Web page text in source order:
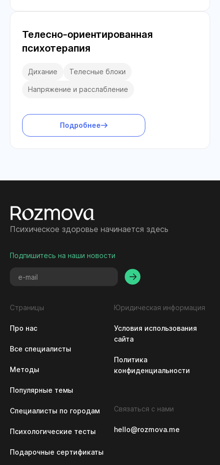
Телесно-ориентированная
психотерапия
Дихание Телесные блоки
Напряжение и расслабление
Подробнее
Психическое здоровье начинается здесь
Подпишитесь на наши новости
Страницы
Про нас
Все специалисты
Методы
Популярные темы
Специалисты по городам
Психологические тесты
Подарочные сертификаты
Юридическая информация
Условия использования
сайта
Политика
конфиденциальности
Связаться с нами
hello@rozmova.me